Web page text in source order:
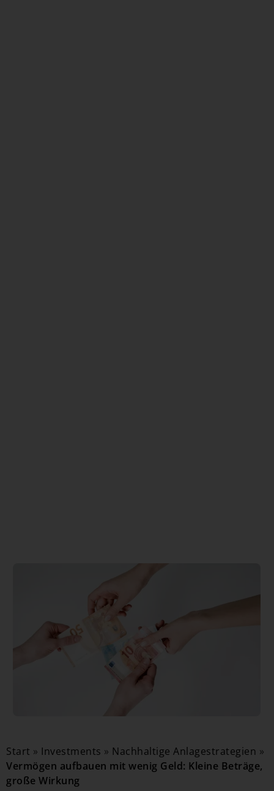
Start » Investments » Nachhaltige Anlagestrategien »
Vermögen aufbauen mit wenig Geld: Kleine Beträge,
große Wirkung